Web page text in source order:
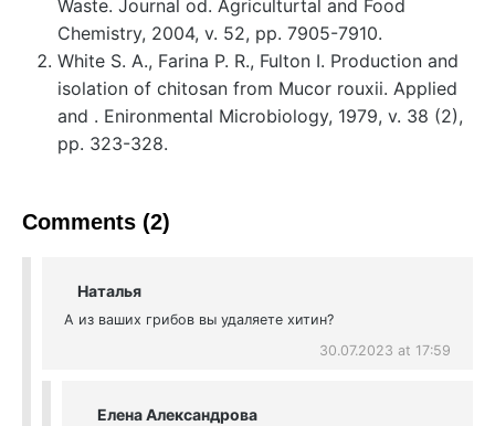
Waste. Journal od. Agriculturtal and Food
Chemistry, 2004, v. 52, pp. 7905-7910.
White S. A., Farina P. R., Fulton I. Production and
isolation of chitosan from Mucor rouxii. Applied
and . Enironmental Microbiology, 1979, v. 38 (2),
pp. 323-328.
Comments (2)
Наталья
А из ваших грибов вы удаляете хитин?
30.07.2023 at 17:59
Елена Александрова